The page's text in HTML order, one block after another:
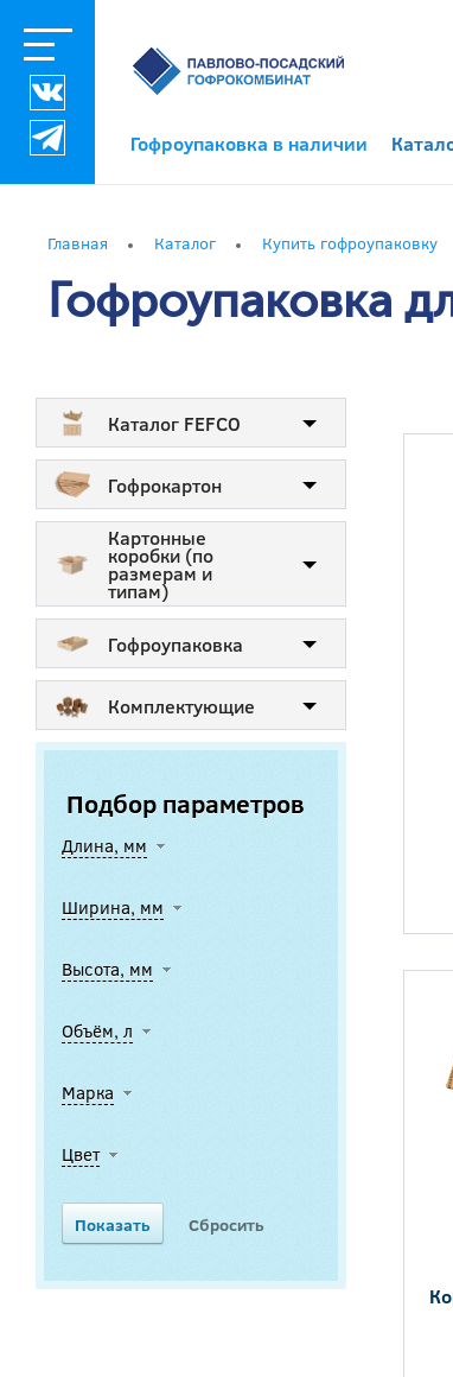
Гофроупаковка в наличии
Главная Каталог Купить гофроупаковку
Гофроупаковка
Каталог FEFCO
Гофрокартон
Картонные
коробки (по
размерам и
типам)
Гофроупаковка
Комплектующие
Подбор параметров
Длина, мм
Ширина, мм
Высота, мм
Объём, л
Марка
Цвет